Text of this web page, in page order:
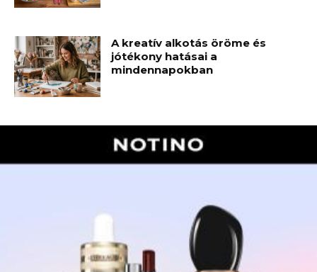
A kreatív alkotás öröme és
jótékony hatásai a
mindennapokban